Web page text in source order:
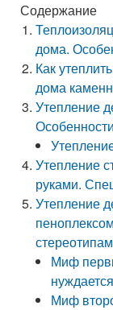
Содержание
дома.
Как
дома
Утепление
Утепление
руками.
Утепление
стереотипам
Миф
Миф